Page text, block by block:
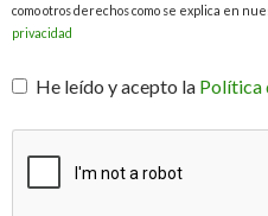
como otros derechos como se explica en
privacidad
He leído y acepto la Política